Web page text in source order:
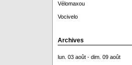
Vélomaxou
Vocivelo
Archives
lun. 03 août - dim. 09 août